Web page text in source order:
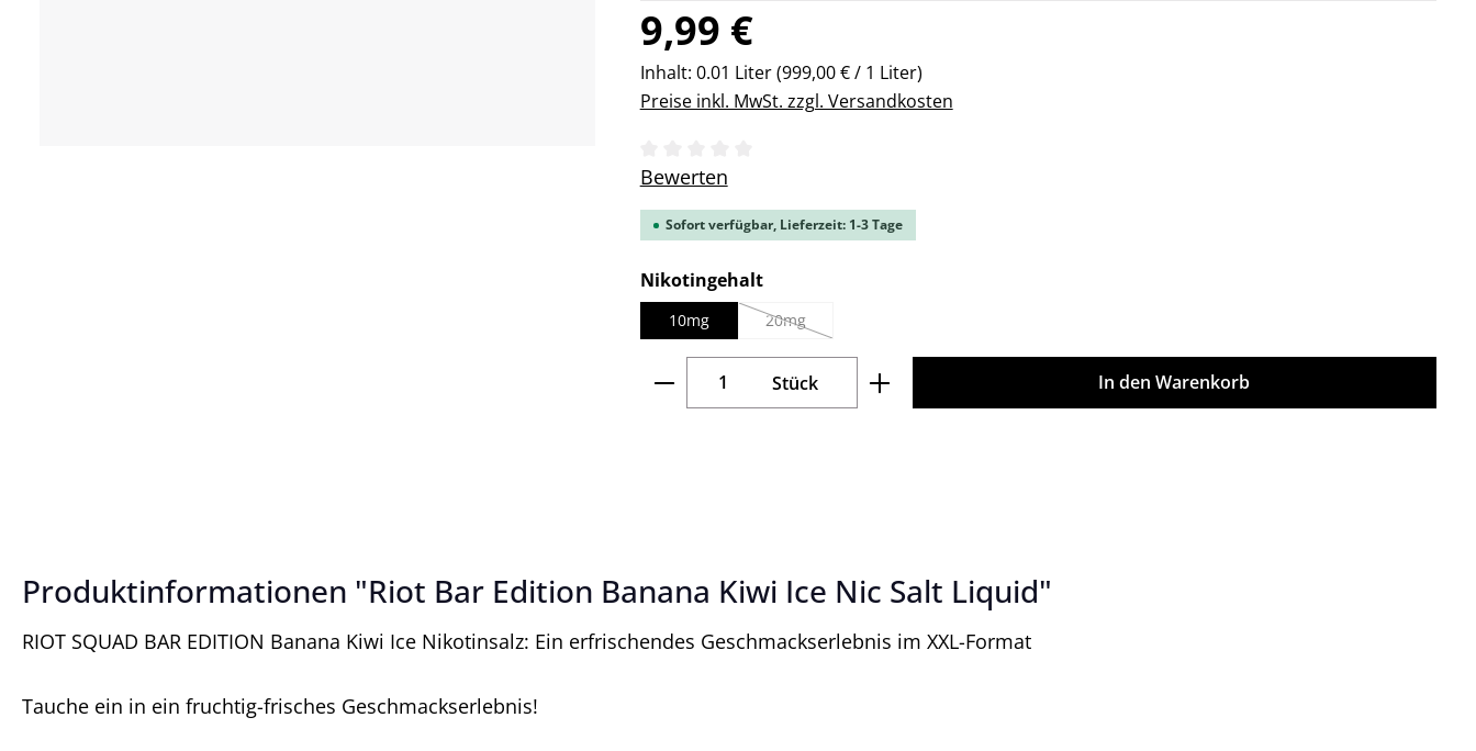
Regulärer Preis:
9,99 €
Inhalt: 0.01 Liter(999,00 € / 1 Liter)
Preise inkl. MwSt. zzgl. Versandkosten
Durchschnittliche Bewertung von 0 von 5 Sternen
Bewerten
Sofort verfügbar, Lieferzeit: 1-3 Tage
Nikotingehaltauswählen
10mg 20mg
(Diese Option ist zurzeit nicht verfügbar.)
Produkt Anzahl: Gib den gewünschten Wert ein oder benutze die
Stück In den Warenkorb
Produktinformationen "Riot Bar Edition Banana Kiwi Ice Nic Salt Liquid"
RIOT SQUAD BAR EDITION Banana Kiwi Ice Nikotinsalz: Ein erfrischendes Geschmackserlebnis im XXL-Format
Tauche ein in ein fruchtig-frisches Geschmackserlebnis!